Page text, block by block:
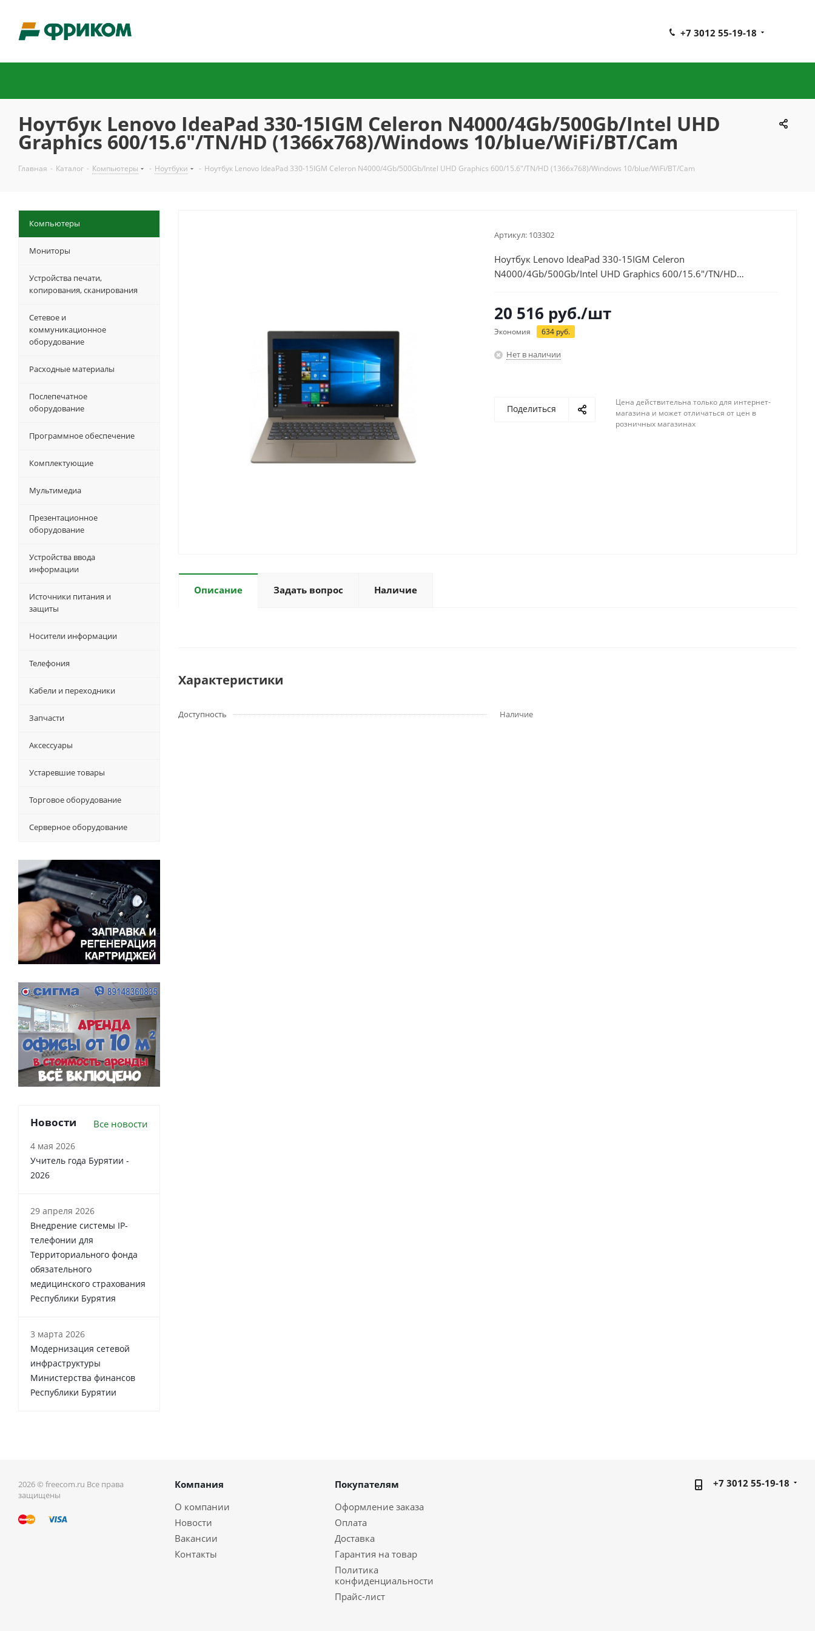
+7 3012 55-19-18
Ноутбук Lenovo IdeaPad 330-15IGM Celeron N4000/4Gb/500Gb/Intel UHD
Graphics 600/15.6"/TN/HD (1366x768)/Windows 10/blue/WiFi/BT/Cam
Главная - Каталог - Компьютеры - Ноутбуки - Ноутбук Lenovo IdeaPad 330-15IGM Celeron N4000/4Gb/500Gb/Intel UHD Graphics 600/15.6"/TN/HD (1366x768)/Windows 10/blue/WiFi/BT/Cam
Артикул: 103302
Ноутбук Lenovo IdeaPad 330-15IGM Celeron
N4000/4Gb/500Gb/Intel UHD Graphics 600/15.6"/TN/HD
20 516 руб./шт
Экономия 634 руб.
Нет в наличии
Поделиться
Цена действительна только для интернет-
магазина и может отличаться от цен в
розничных магазинах
Описание Задать вопрос Наличие
Характеристики
Доступность Наличие
Компьютеры
Мониторы
Устройства печати,
копирования, сканирования
Сетевое и
коммуникационное
оборудование
Расходные материалы
Послепечатное
оборудование
Программное обеспечение
Комплектующие
Мультимедиа
Презентационное
оборудование
Устройства ввода
информации
Источники питания и
защиты
Носители информации
Телефония
Кабели и переходники
Запчасти
Аксессуары
Устаревшие товары
Торговое оборудование
Серверное оборудование
Новости Все новости
4 мая 2026
Учитель года Бурятии -
2026
29 апреля 2026
Внедрение системы IP-
телефонии для
Территориального фонда
обязательного
медицинского страхования
Республики Бурятия
3 марта 2026
Модернизация сетевой
инфраструктуры
Министерства финансов
Республики Бурятии
2026 © freecom.ru Все права
защищены
Компания
О компании
Новости
Вакансии
Контакты
Покупателям
Оформление заказа
Оплата
Доставка
Гарантия на товар
Политика
конфиденциальности
Прайс-лист
+7 3012 55-19-18